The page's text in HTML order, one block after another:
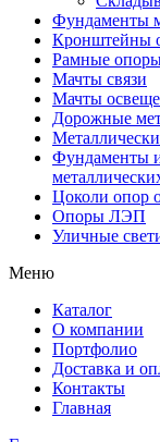
Фундаменты
Кронштейны
Рамные
Мачты связи
Мачты
Дорожные
Фундаменты
Цоколи опор
Опоры ЛЭП
Уличные
Меню
Каталог
О компании
Портфолио
Доставка и
Контакты
Главная